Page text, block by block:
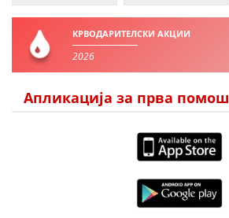
КРВОДАРИТЕЛСКИ АКЦИИ
2026
Апликација за прва помош